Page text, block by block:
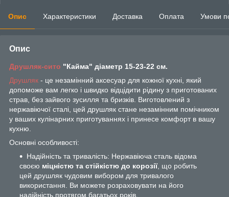
Опис Характеристики Доставка Оплата Умови
Опис
Друшляк-сито "Кайма" діаметр 15-23-22 см.
Друшляк - це незамінний аксесуар для кожної кухні, який
допоможе вам легко і швидко відцідити рідину з приготованих
страв, без зайвого зусилля та бризків. Виготовлений з
нержавіючої сталі, цей друшляк стане незамінним помічником
у ваших кулінарних приготуваннях і принесе комфорт в вашу
кухню.
Основні особливості:
Надійність та тривалість: Нержавіюча сталь відома
своєю міцністю та стійкістю до корозії, що робить
цей друшляк чудовим вибором для тривалого
використання. Ви можете розраховувати на його
надійність протягом багатьох років.